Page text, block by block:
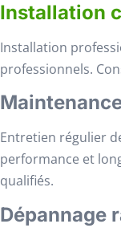
Installation
Installation
professionnels.
Entretien régulier
performance et
qualifiés.
Dépannage